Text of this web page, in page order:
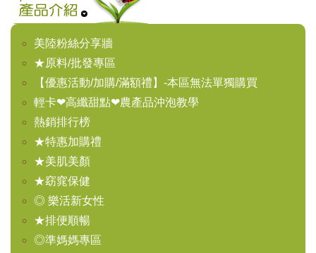
美陸粉絲分享牆
★原料/批發專區
【優惠活動/加購/滿額禮】-本區無法單獨購買
輕卡❤高纖甜點❤農產品沖泡教學
熱銷排行榜
★特惠加購禮
★美肌美顏
★窈窕保健
◎ 樂活新女性
★排便順暢
◎準媽媽專區